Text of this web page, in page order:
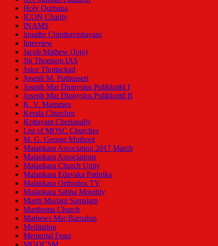
Holy Qurbana
ICON Charity
INAMS
Innathe Chinthavishayam
Interview
Jacob Mathew (Jojo)
Jiji Thomson IAS
Joice Thottackad
Joseph M. Puthusseri
Joseph Mar Dionysius Pulikkottil I
Joseph Mar Dionysius Pulikkottil II
K. V. Mammen
Kerala Churches
Kottayam Cheriapally
List of MOSC Churches
M. G. George Muthoot
Malankara Association 2017 March
Malankara Associations
Malankara Church Unity
Malankara Edavaka Pathrika
Malankara Orthodox TV
Malankara Sabha Monthly
Marth Mariam Samajam
Marthoma Church
Mathews Mar Barnabas
Meditation
Memorial Feast
MGOCSM